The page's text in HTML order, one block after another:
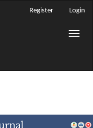
Register Login
Toggle